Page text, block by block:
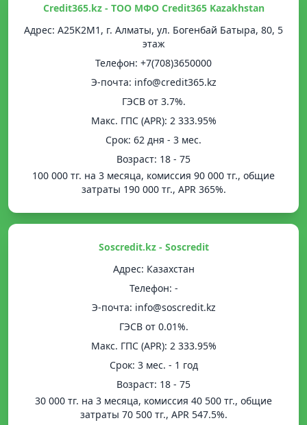
Credit365.kz - ТОО МФО Credit365 Kazakhstan
Адрес: A25K2M1, г. Алматы, ул. Богенбай Батыра, 80, 5
этаж
Телефон: +7(708)3650000
Э-почта: info@credit365.kz
ГЭСВ от 3.7%.
Mакс. ГПС (APR): 2 333.95%
Срок: 62 дня - 3 мес.
Возраст: 18 - 75
100 000 тг. на 3 месяца, комиссия 90 000 тг., общие
затраты 190 000 тг., APR 365%.
Soscredit.kz - Soscredit
Адрес: Казахстан
Телефон: -
Э-почта: info@soscredit.kz
ГЭСВ от 0.01%.
Mакс. ГПС (APR): 2 333.95%
Срок: 3 мес. - 1 год
Возраст: 18 - 75
30 000 тг. на 3 месяца, комиссия 40 500 тг., общие
затраты 70 500 тг., APR 547.5%.